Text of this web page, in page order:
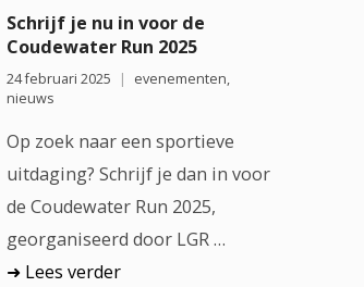
Schrijf je nu in voor de
Coudewater Run 2025
24 februari 2025 evenementen,
nieuws
Op zoek naar een sportieve
uitdaging? Schrijf je dan in voor
de Coudewater Run 2025,
georganiseerd door LGR …
Lees verder